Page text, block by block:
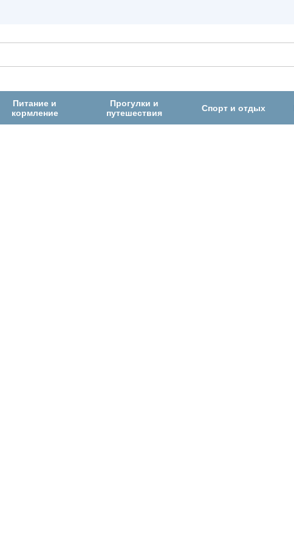
Питание и
кормление
Прогулки и
путешествия
Спорт и отдых